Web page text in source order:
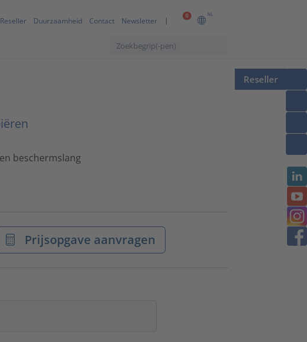
0 NL
Reseller Duurzaamheid Contact Newsletter
Reseller
beschermslang
Prijsopgave aanvragen